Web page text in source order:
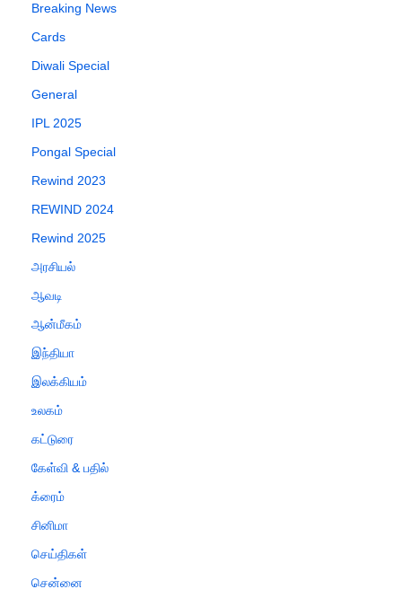
Breaking News
Cards
Diwali Special
General
IPL 2025
Pongal Special
Rewind 2023
REWIND 2024
Rewind 2025
அரசியல்
ஆவடி
ஆன்மீகம்
இந்தியா
இலக்கியம்
உலகம்
கட்டுரை
கேள்வி & பதில்
க்ரைம்
சினிமா
செய்திகள்
சென்னை